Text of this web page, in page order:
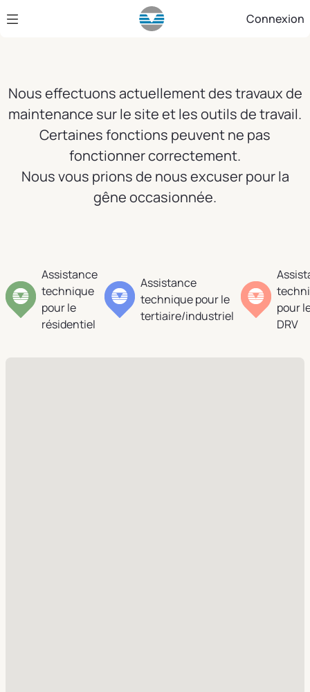
Saut au contenu principal Connexion
Nous effectuons actuellement des travaux de
maintenance sur le site et les outils de travail.
Certaines fonctions peuvent ne pas
fonctionner correctement.
Nous vous prions de nous excuser pour la
gêne occasionnée.
Assistance
technique
pour le
résidentiel
Assistance
technique pour le
tertiaire/industriel
pour
DRV